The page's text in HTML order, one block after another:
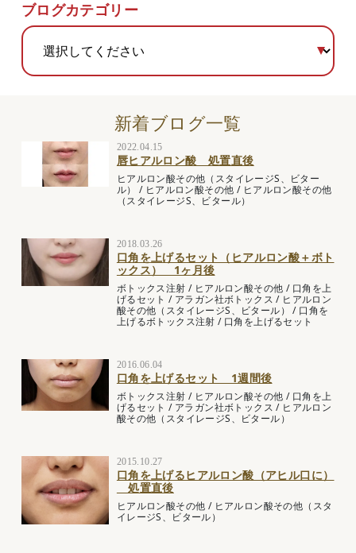
ブログカテゴリー
新着ブログ一覧
2022.04.15
唇ヒアルロン酸 処置直後
ヒアルロン酸その他（スタイレージS、ビター
ル）
/ ヒアルロン酸その他 / ヒアルロン酸その他
（スタイレージS、ビタール）
2018.03.26
口角を上げるセット（ヒアルロン酸＋ボト
ックス） 1ヶ月後
ボトックス注射 / ヒアルロン酸その他 / 口角を上
げるセット / アラガン社ボトックス / ヒアルロン
酸その他（スタイレージS、ビタール） / 口角を
上げるボトックス注射 / 口角を上げるセット
2016.06.04
口角を上げるセット 1週間後
ボトックス注射 / ヒアルロン酸その他 / 口角を上
げるセット / アラガン社ボトックス / ヒアルロン
酸その他（スタイレージS、ビタール）
2015.10.27
口角を上げるヒアルロン酸（アヒル口に）
処置直後
ヒアルロン酸その他 / ヒアルロン酸その他（スタ
イレージS、ビタール）